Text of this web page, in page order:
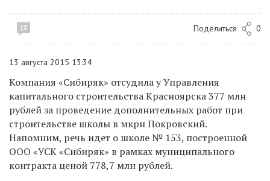
12 Поделиться 0
13 августа 2015 13:34
Компания «Сибиряк» отсудила у Управления
капитального строительства Красноярска 377 млн
рублей за проведение дополнительных работ при
строительстве школы в мкрн Покровский.
Напомним, речь идет о школе № 153, построенной
ООО «УСК «Сибиряк» в рамках муниципального
контракта ценой 778,7 млн рублей.